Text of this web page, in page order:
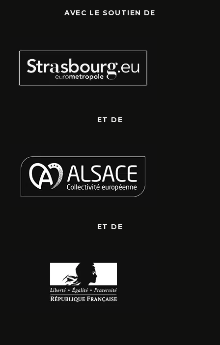
AVEC LE SOUTIEN DE
ET DE
ET DE